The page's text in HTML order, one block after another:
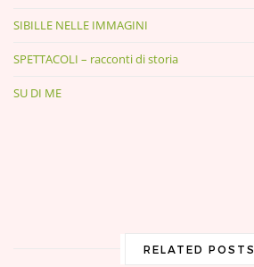
SIBILLE NELLE IMMAGINI
SPETTACOLI – racconti di storia
SU DI ME
RELATED POSTS